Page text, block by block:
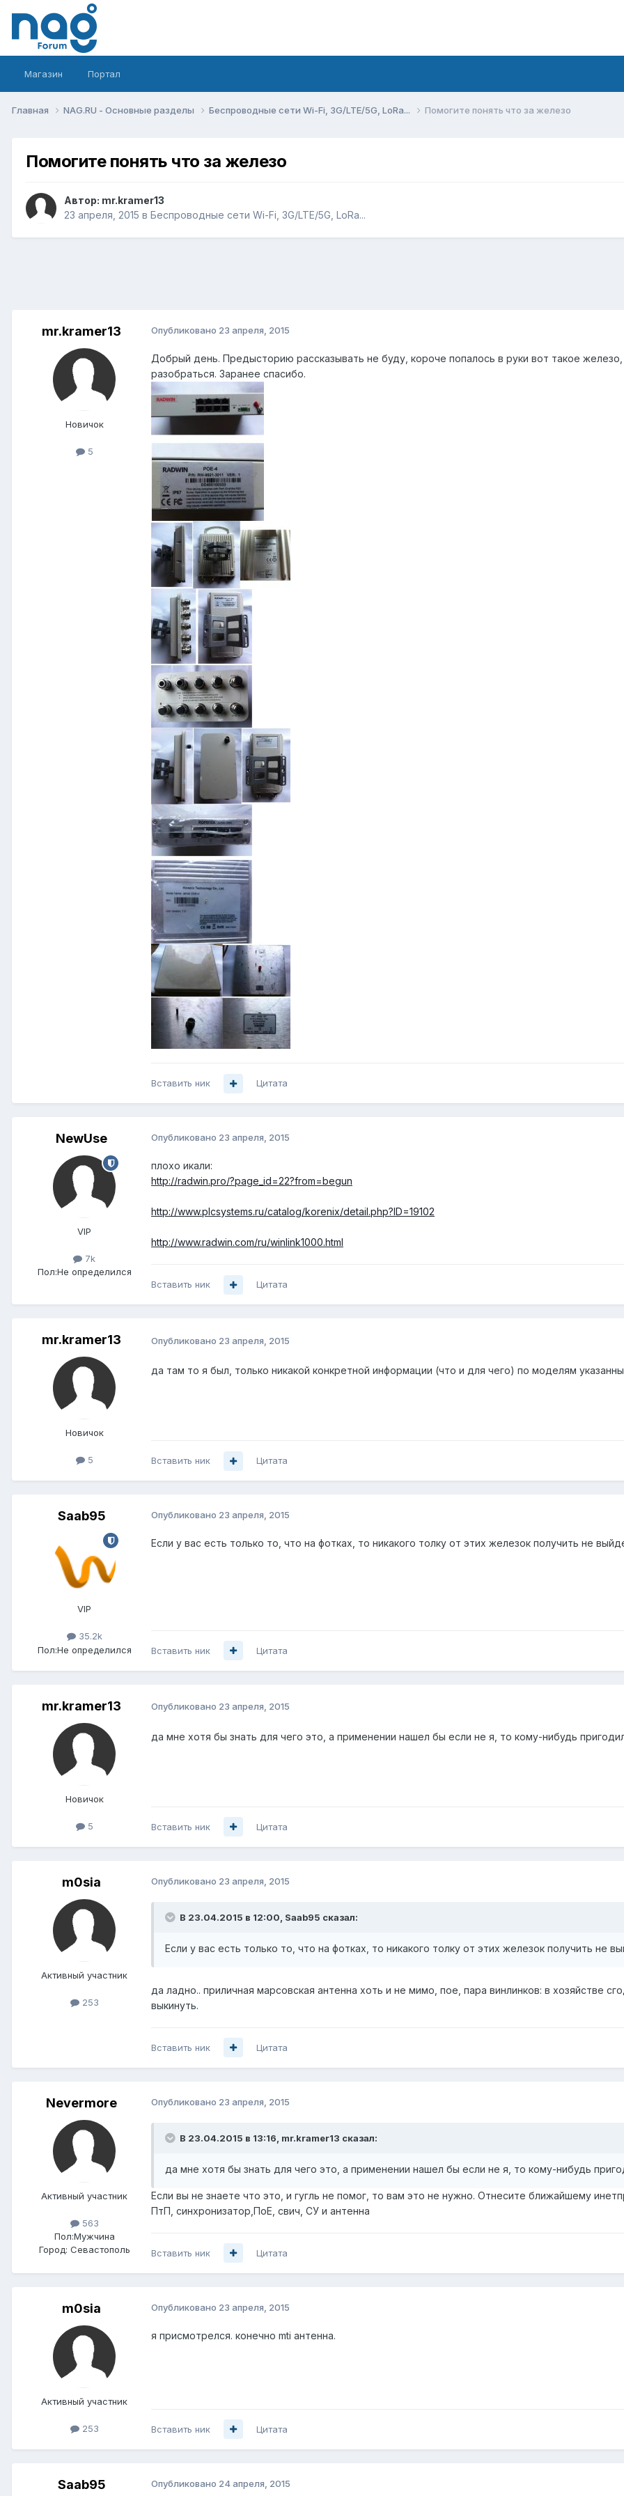
Магазин Портал
Главная NAG.RU - Основные разделы Беспроводные сети Wi-Fi, 3G/LTE/5G, LoRa... Помогите понять что за железо
Помогите понять что за железо
Автор: mr.kramer13
23 апреля, 2015 в Беспроводные сети Wi-Fi, 3G/LTE/5G, LoRa...
mr.kramer13
Новичок
5
Опубликовано 23 апреля, 2015
Добрый день. Предысторию рассказывать не буду, короче попалось в руки вот такое
разобраться. Заранее спасибо.
Вставить ник Цитата
NewUse
VIP
7k
Пол:Не определился
Опубликовано 23 апреля, 2015
плохо икали:
http://radwin.pro/?page_id=22?from=begun
http://www.plcsystems.ru/catalog/korenix/detail.php?ID=19102
http://www.radwin.com/ru/winlink1000.html
Вставить ник Цитата
mr.kramer13
Новичок
5
Опубликовано 23 апреля, 2015
да там то я был, только никакой конкретной информации (что и для чего) по моделям
Вставить ник Цитата
Saab95
VIP
35.2k
Пол:Не определился
Опубликовано 23 апреля, 2015
Если у вас есть только то, что на фотках, то никакого толку от этих железок получить не
Вставить ник Цитата
mr.kramer13
Новичок
5
Опубликовано 23 апреля, 2015
да мне хотя бы знать для чего это, а применении нашел бы если не я, то кому-нибудь
Вставить ник Цитата
m0sia
Активный участник
253
Опубликовано 23 апреля, 2015
В 23.04.2015 в 12:00, Saab95 сказал:
Если у вас есть только то, что на фотках, то никакого толку от этих железок получить не
да ладно.. приличная марсовская антенна хоть и не мимо, пое, пара винлинков: в хозяйстве
выкинуть.
Вставить ник Цитата
Nevermore
Активный участник
563
Пол:Мужчина
Город: Севастополь
Опубликовано 23 апреля, 2015
В 23.04.2015 в 13:16, mr.kramer13 сказал:
да мне хотя бы знать для чего это, а применении нашел бы если не я, то кому-нибудь
Если вы не знаете что это, и гугль не помог, то вам это не нужно. Отнесите ближайшему
ПтП, синхронизатор,ПоЕ, свич, СУ и антенна
Вставить ник Цитата
m0sia
Активный участник
253
Опубликовано 23 апреля, 2015
я присмотрелся. конечно mti антенна.
Вставить ник Цитата
Saab95 Опубликовано 24 апреля, 2015